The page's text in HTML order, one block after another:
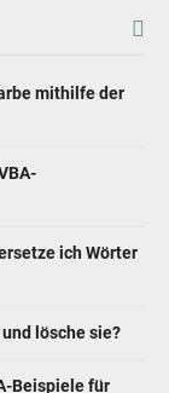
mithilfe der
ich Wörter
lösche sie?
Beispiele für